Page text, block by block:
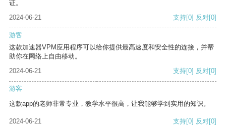
证。
2024-06-21
支持[0] 反对[0]
游客
这款加速器VPM应用程序可以给你提供最高速度和安全性的连接，并帮
助你在网络上自由移动。
2024-06-21
支持[0] 反对[0]
游客
这款app的老师非常专业，教学水平很高，让我能够学到实用的知识。
2024-06-21 支持[0] 反对[0]